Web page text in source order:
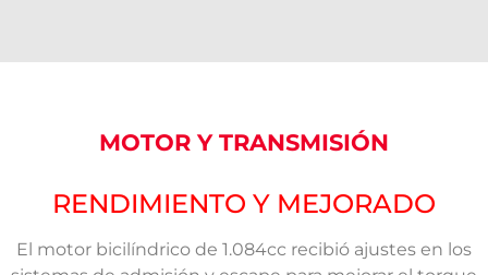
MOTOR Y TRANSMISIÓN
RENDIMIENTO Y MEJORADO
El motor bicilíndrico de 1.084cc recibió ajustes en los